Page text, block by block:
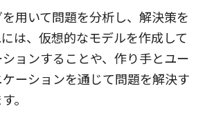
用いて問題を分析し、解決策を
は、仮想的なモデルを作成して
ョンすることや、作り手とユー
ーションを通じて問題を解決す
。